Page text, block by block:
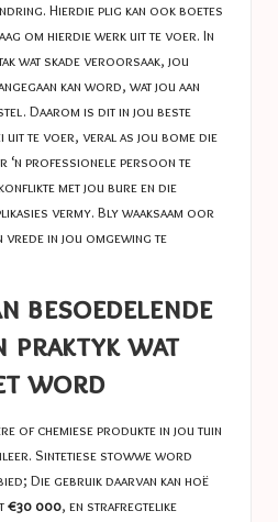
Hierdie plig kan ook boetes
om hierdie werk uit te voer. In
wat skade veroorsaak, jou
kan word, wat jou aan
Daarom is dit in jou beste
uit te voer, veral as jou bome die
‘n professionele persoon te
met jou bure en die
vermy. Bly waaksaam oor
vrede in jou omgewing te
besoedelende
praktyk wat
word
of chemiese produkte in jou tuin
Sintetiese stowwe word
Die gebruik daarvan kan hoë
€30 000, en strafregtelike